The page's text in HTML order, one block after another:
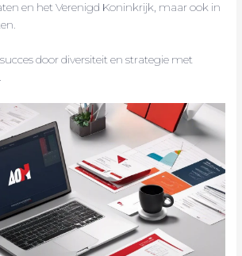
en het Verenigd Koninkrijk, maar ook in
door diversiteit en strategie met